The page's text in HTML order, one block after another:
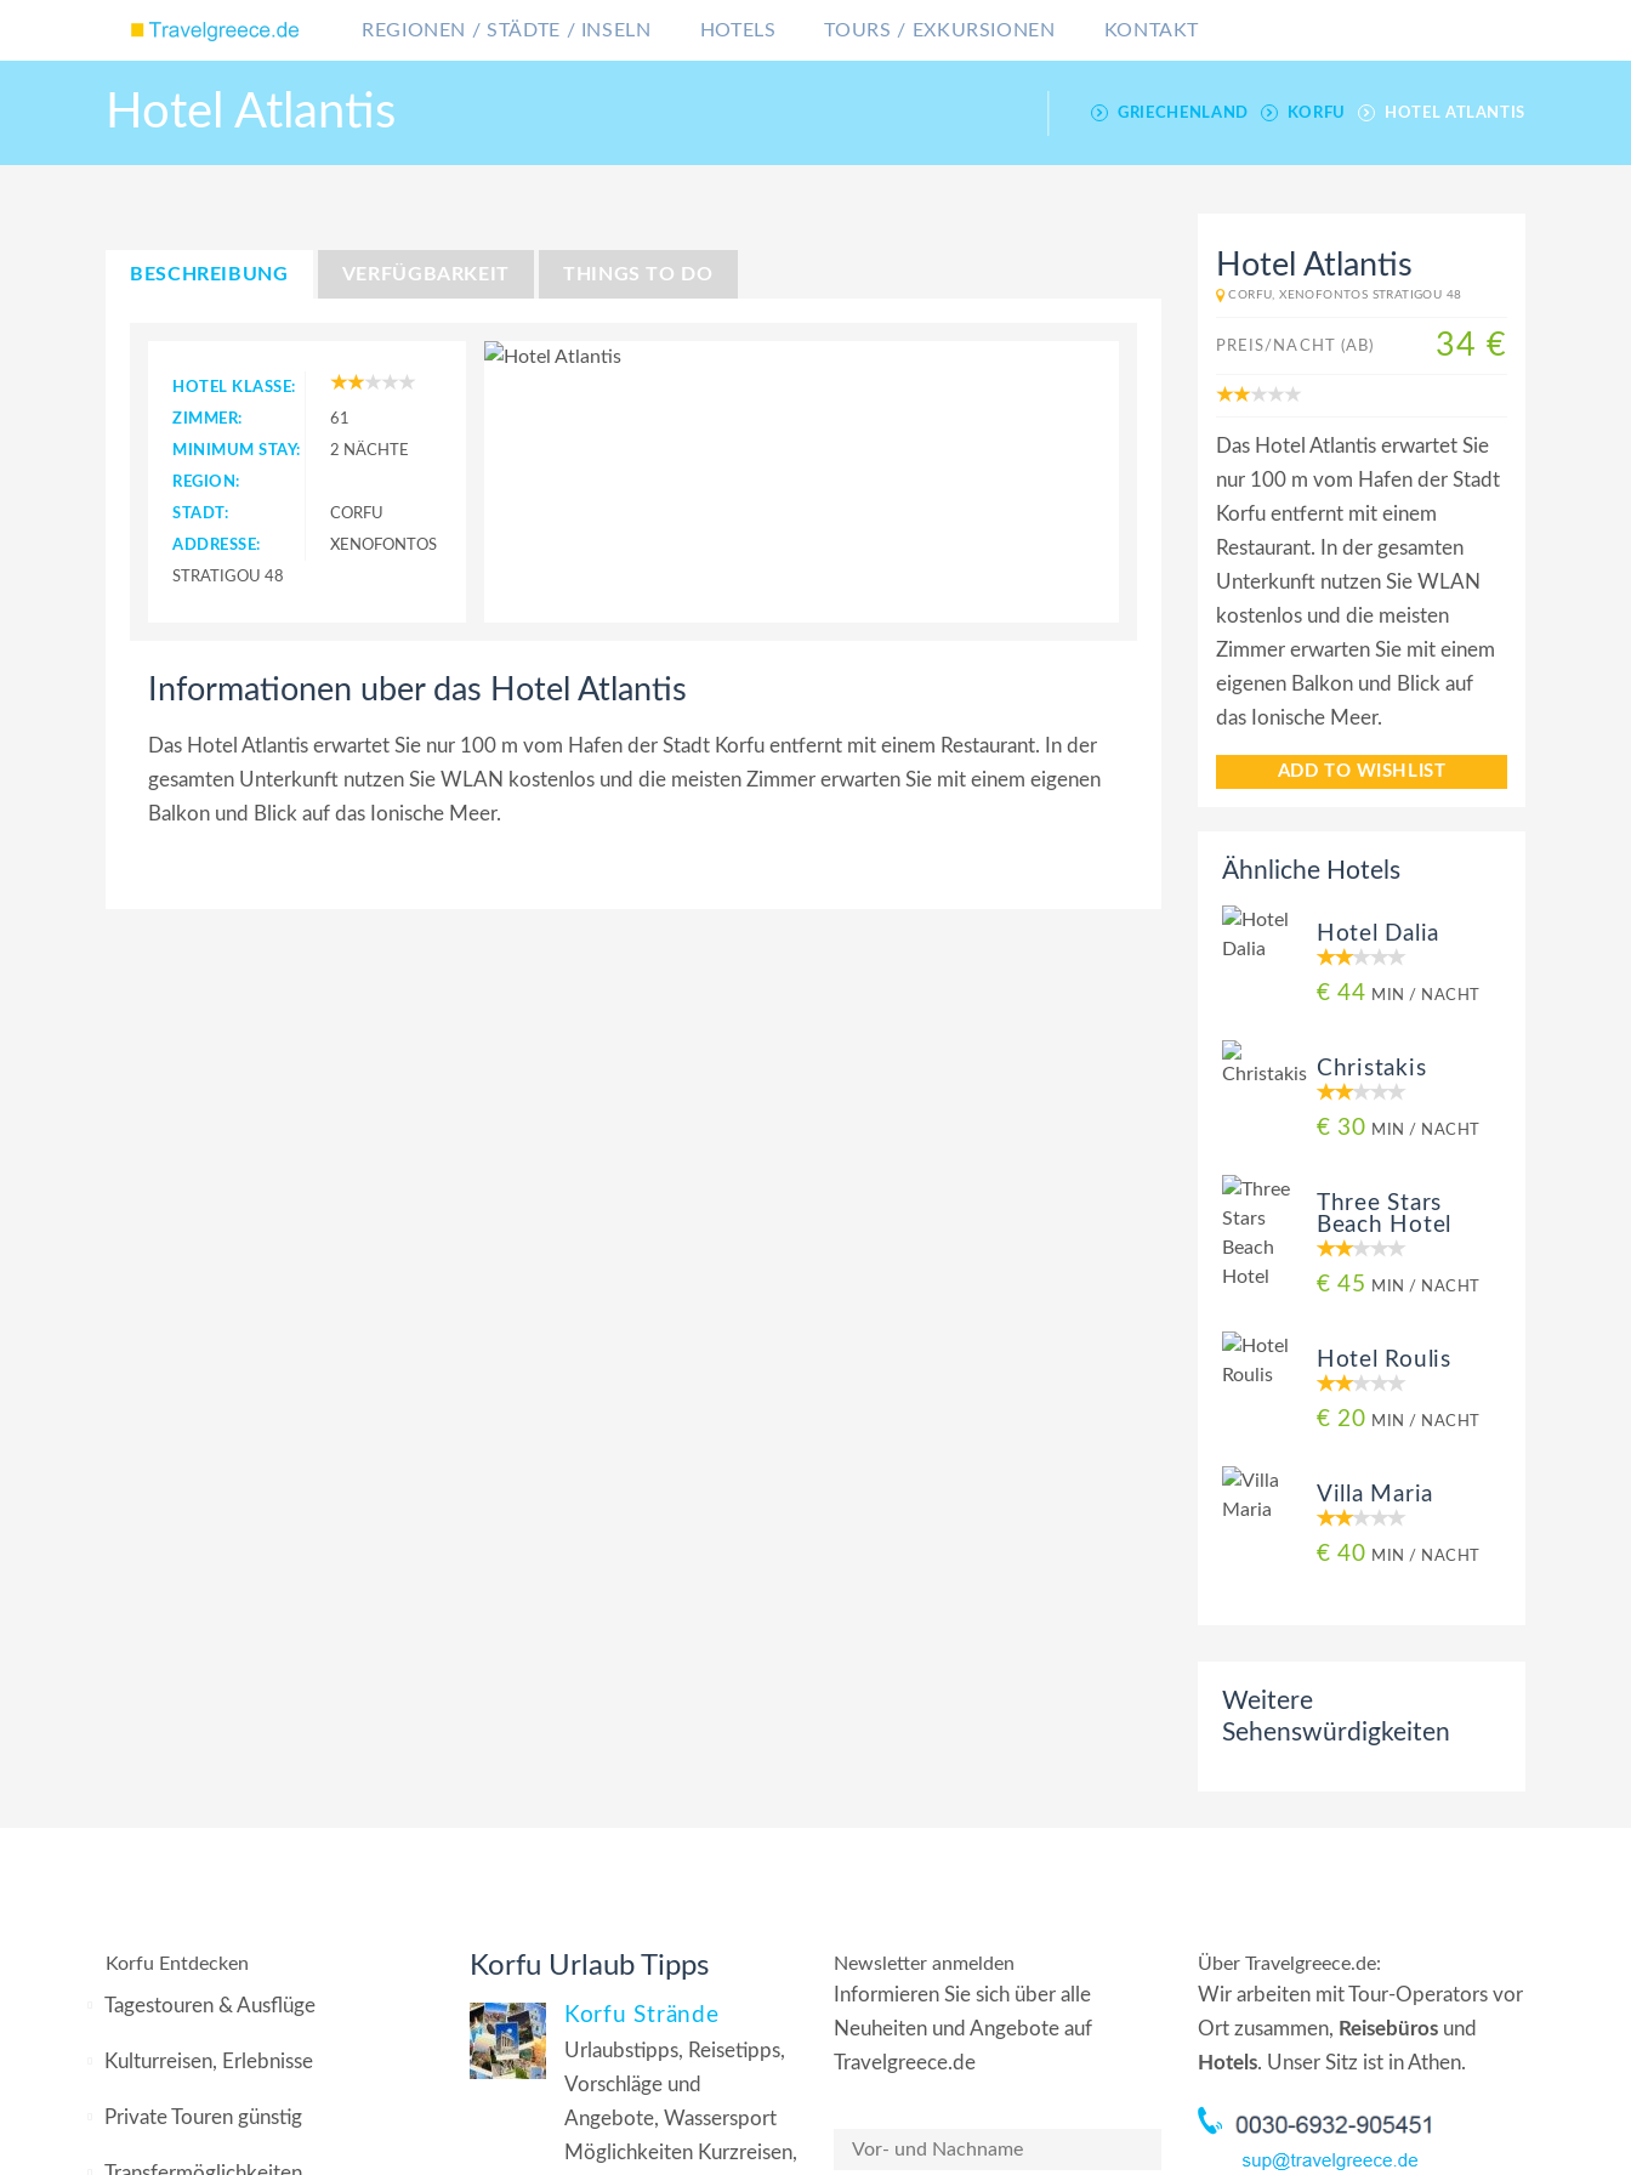
REGIONEN / STÄDTE / INSELN HOTELS TOURS / EXKURSIONEN KONTAKT
Hotel Atlantis GRIECHENLAND KORFU HOTEL ATLANTIS
BESCHREIBUNG VERFÜGBARKEIT THINGS TO DO
HOTEL KLASSE:
ZIMMER:
61
MINIMUM STAY:
2 NÄCHTE
REGION:
STADT:
CORFU
ADDRESSE:
XENOFONTOS
STRATIGOU 48
Informationen uber das Hotel Atlantis
Das Hotel Atlantis erwartet Sie nur 100 m vom Hafen der Stadt Korfu entfernt mit einem Restaurant. In der
gesamten Unterkunft nutzen Sie WLAN kostenlos und die meisten Zimmer erwarten Sie mit einem eigenen
Balkon und Blick auf das Ionische Meer.
Hotel Atlantis
CORFU, XENOFONTOS STRATIGOU 48
PREIS/NACHT (AB) 34 €
Das Hotel Atlantis erwartet Sie
nur 100 m vom Hafen der Stadt
Korfu entfernt mit einem
Restaurant. In der gesamten
Unterkunft nutzen Sie WLAN
kostenlos und die meisten
Zimmer erwarten Sie mit einem
eigenen Balkon und Blick auf
das Ionische Meer.
ADD TO WISHLIST
Ähnliche Hotels
Hotel Dalia
€ 44 MIN / NACHT
Christakis
€ 30 MIN / NACHT
Three Stars
Beach Hotel
€ 45 MIN / NACHT
Hotel Roulis
€ 20 MIN / NACHT
Villa Maria
€ 40 MIN / NACHT
Weitere
Sehenswürdigkeiten
Korfu Entdecken
Tagestouren & Ausflüge
Kulturreisen, Erlebnisse
Private Touren günstig
Korfu Urlaub Tipps
Korfu Strände
Urlaubstipps, Reisetipps,
Vorschläge und
Angebote, Wassersport
Möglichkeiten Kurzreisen,
Newsletter anmelden
Informieren Sie sich über alle
Neuheiten und Angebote auf
Travelgreece.de
Über Travelgreece.de:
Wir arbeiten mit Tour-Operators vor
Ort zusammen, Reisebüros und
Hotels. Unser Sitz ist in Athen.